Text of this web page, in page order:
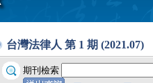
台灣法律人 第 1 期 (2021.07)
期刊檢索